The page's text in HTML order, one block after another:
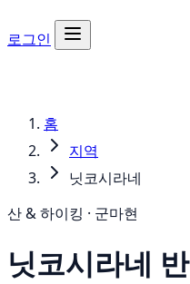
로그인
홈
지역
닛코시라네
산 & 하이킹 · 군마현
닛코시라네